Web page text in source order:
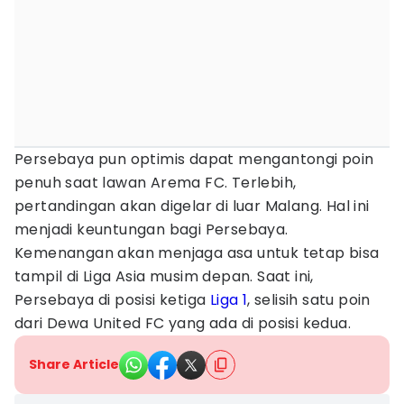
Persebaya pun optimis dapat mengantongi poin
penuh saat lawan Arema FC. Terlebih,
pertandingan akan digelar di luar Malang. Hal ini
menjadi keuntungan bagi Persebaya.
Kemenangan akan menjaga asa untuk tetap bisa
tampil di Liga Asia musim depan. Saat ini,
Persebaya di posisi ketiga Liga 1, selisih satu poin
dari Dewa United FC yang ada di posisi kedua.
Share Article